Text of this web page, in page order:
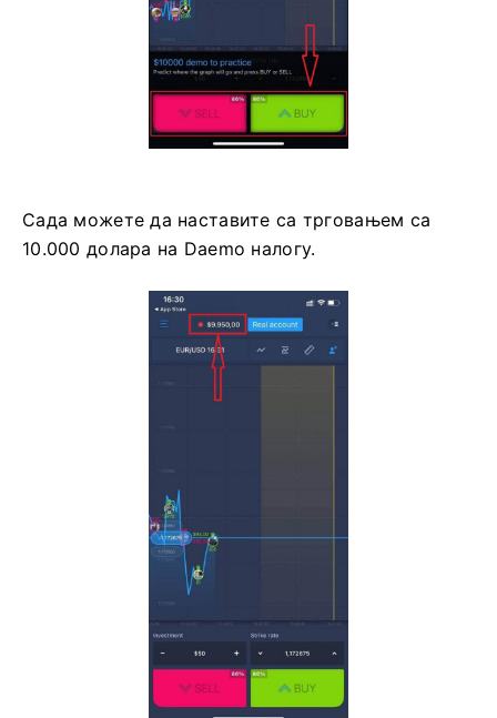
„Купи“ или „Продај“ да бисте предвидели куда ће
графикон ићи.
Сада можете да наставите са трговањем са
10.000 долара на Daemo налогу.